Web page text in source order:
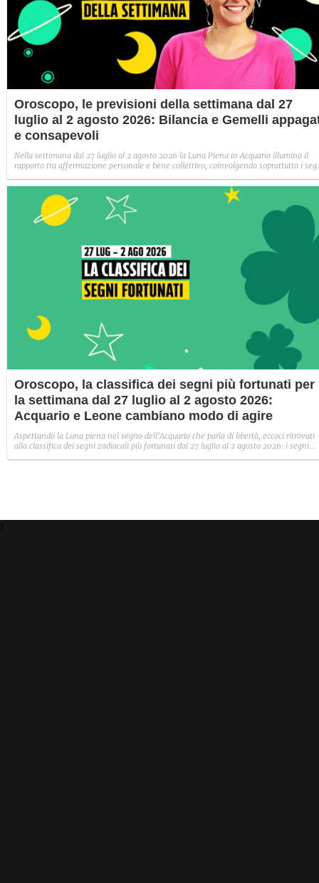
Oroscopo, le previsioni della settimana dal 27
luglio al 2 agosto 2026: Bilancia e Gemelli
e consapevoli
Nella settimana dal 27 luglio al 2 agosto 2026 la Luna Piena in Acquario illumina il
rapporto tra affermazione personale e bene collettivo, coinvolgendo soprattutto i
tra ciò che desiderano per sé e ciò che condividono con gli altri.
Oroscopo, la classifica dei segni più fortunati per
la settimana dal 27 luglio al 2 agosto 2026:
Acquario e Leone cambiano modo di agire
Aspettando la Luna piena nel segno dell'Acquario che parla di libertà, eccoci ritrovati
alla classifica dei segni zodiacali più fortunati dal 27 luglio al 2 agosto 2026: i segni